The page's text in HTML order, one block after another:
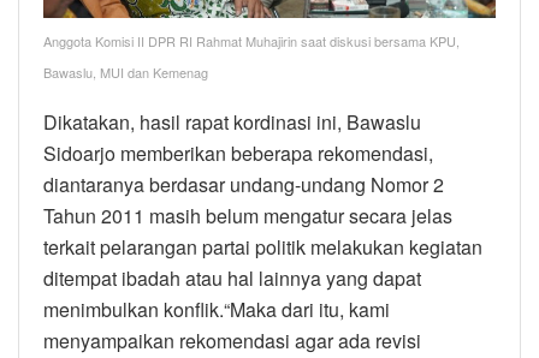
Anggota Komisi II DPR RI Rahmat Muhajirin saat diskusi bersama KPU,
Bawaslu, MUI dan Kemenag
Dikatakan, hasil rapat kordinasi ini, Bawaslu
Sidoarjo memberikan beberapa rekomendasi,
diantaranya berdasar undang-undang Nomor 2
Tahun 2011 masih belum mengatur secara jelas
terkait pelarangan partai politik melakukan kegiatan
ditempat ibadah atau hal lainnya yang dapat
menimbulkan konflik.“Maka dari itu, kami
menyampaikan rekomendasi agar ada revisi